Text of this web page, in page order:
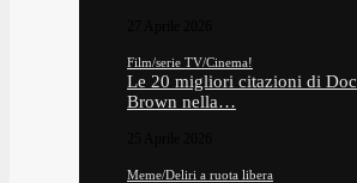
Film/serie TV/Cinema!
Le 20 migliori citazioni di Doc
Brown nella…
Meme/Deliri a ruota libera